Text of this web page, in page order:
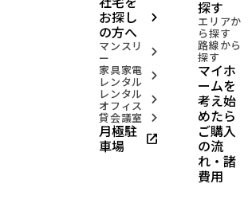
お探し
の方へ
arrow_forward_ios
マンスリ
ー arrow_forward_ios
家具家電
レンタル arrow_forward_ios
レンタル
オフィス arrow_forward_ios
貸会議室 arrow_forward_ios
月極駐
車場 open_in_new
探す
エリアか
ら探す
路線から
探す
マイホ
ームを
考え始
めたら
ご購入
の流
れ・諸
費用